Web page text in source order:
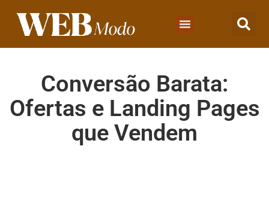
Conversão Barata:
Ofertas e Landing Pages
que Vendem